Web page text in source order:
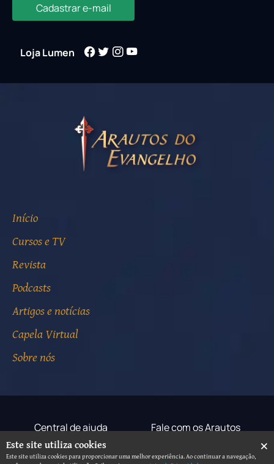
Cadastrar e-mail
Loja Lumen
Início
Cursos e TV
Revista
Podcasts
Artigos e notícias
Capela Virtual
Sobre nós
Central de ajuda Fale com os Arautos
Termos de uso
Este site utiliza cookies ×
Este site utiliza cookies para proporcionar uma melhor experiência. Ao continuar a navegação,